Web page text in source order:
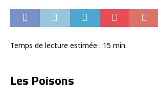
Temps de lecture estimée : 15 min.
Les Poisons